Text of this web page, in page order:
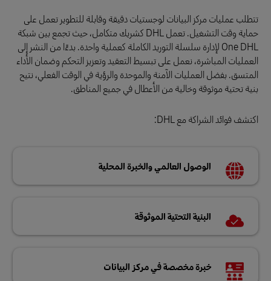
تتطلب عمليات مركز البيانات لوجستيات دقيقة وقابلة للتطوير تعمل على
حماية وقت التشغيل. تعمل DHL كشريك متكامل، حيث تجمع بين شبكة
One DHL لإدارة سلسلة التوريد الكاملة كعملية واحدة. بدءًا من النشر إلى
العمليات المباشرة، نعمل على تبسيط التعقيد وتعزيز التحكم وضمان الأداء
المتسق. بفضل العمليات الآمنة والموحدة والرؤية في الوقت الفعلي، نتيح
بنية تحتية موثوقة وخالية من الأعطال في جميع المناطق.
اكتشف فوائد الشراكة مع DHL:
الوصول العالمي والخبرة المحلية
البنية التحتية الموثوقة
خبرة مخصصة في مركز البيانات